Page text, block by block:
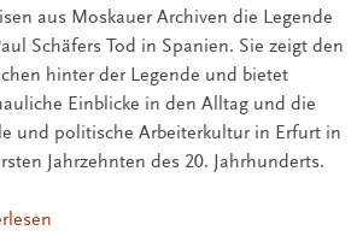
aus Moskauer Archiven die Legende
Schäfers Tod in Spanien. Sie zeigt den
hinter der Legende und bietet
Einblicke in den Alltag und die
und politische Arbeiterkultur in Erfurt in
Jahrzehnten des 20. Jahrhunderts.